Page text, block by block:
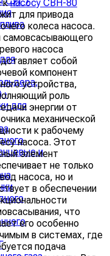
›
для
и
кнасосу СВН-80
для привода
колеса насоса.
самовсасывающего
насоса
собой
компонент
устройства,
роль
энергии от
механической
к рабочему
насоса. Этот
элемент
не только
насоса, но и
в обеспечении
что
его особенно
в системах, где
подача